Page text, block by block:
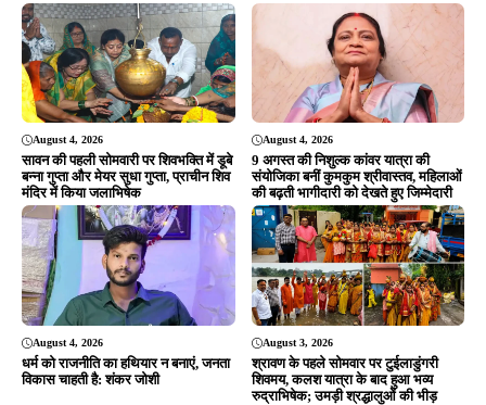
August 4, 2026
सावन की पहली सोमवारी पर शिवभक्ति में डूबे
बन्ना गुप्ता और मेयर सुधा गुप्ता, प्राचीन शिव
मंदिर में किया जलाभिषेक
August 4, 2026
9 अगस्त की निशुल्क कांवर यात्रा की
संयोजिका बनीं कुमकुम श्रीवास्तव, महिलाओं
की बढ़ती भागीदारी को देखते हुए जिम्मेदारी
August 4, 2026
धर्म को राजनीति का हथियार न बनाएं, जनता
विकास चाहती है: शंकर जोशी
August 3, 2026
श्रावण के पहले सोमवार पर टुईलाडुंगरी
शिवमय, कलश यात्रा के बाद हुआ भव्य
रुद्राभिषेक; उमड़ी श्रद्धालुओं की भीड़